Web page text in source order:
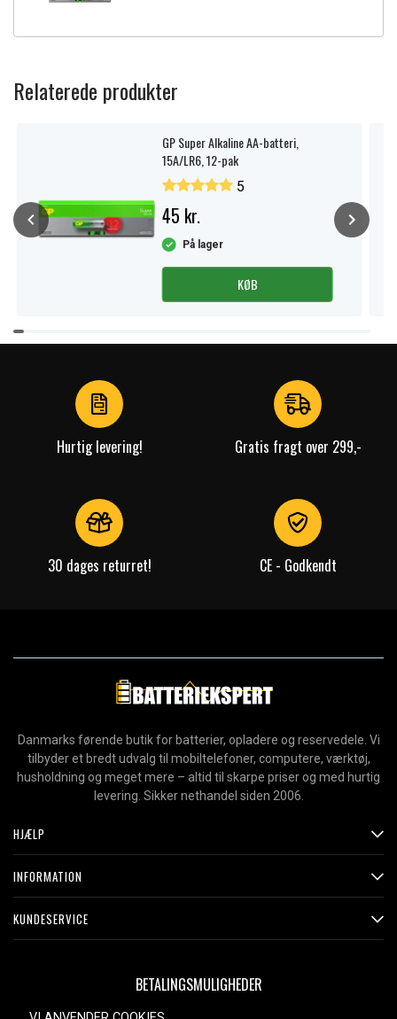
Relaterede produkter
GP Super Alkaline AA-batteri,
15A/LR6, 12-pak
5
45 kr.
På lager
KØB
Item
1
Hurtig levering! Gratis fragt over 299,-
30 dages returret! CE - Godkendt
Danmarks førende butik for batterier, opladere og reservedele. Vi
tilbyder et bredt udvalg til mobiltelefoner, computere, værktøj,
husholdning og meget mere – altid til skarpe priser og med hurtig
levering. Sikker nethandel siden 2006.
HJÆLP
INFORMATION
KUNDESERVICE
BETALINGSMULIGHEDER